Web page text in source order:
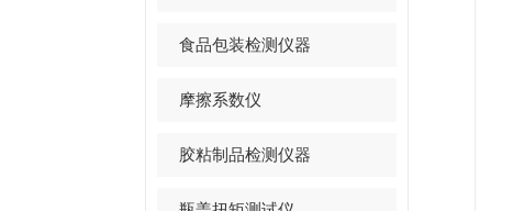
食品包装检测仪器
摩擦系数仪
胶粘制品检测仪器